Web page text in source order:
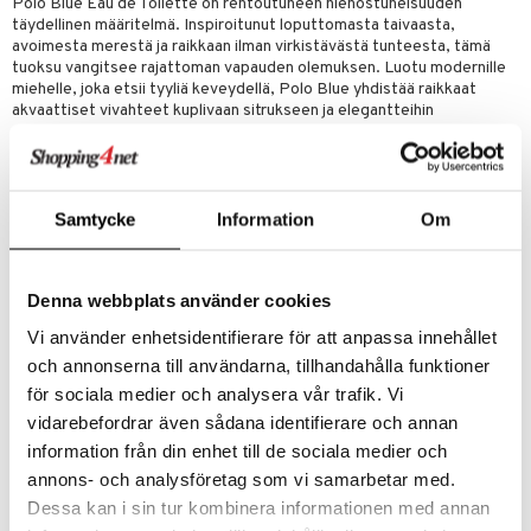
Samtycke Information Om
Denna webbplats använder cookies
Vi använder enhetsidentifierare för att anpassa innehållet
och annonserna till användarna, tillhandahålla funktioner
för sociala medier och analysera vår trafik. Vi
vidarebefordrar även sådana identifierare och annan
information från din enhet till de sociala medier och
annons- och analysföretag som vi samarbetar med.
Dessa kan i sin tur kombinera informationen med annan
Polo Blue Eau de Toilette on rentoutuneen hienostuneisuuden
täydellinen määritelmä. Inspiroitunut loputtomasta taivaasta,
avoimesta merestä ja raikkaan ilman virkistävästä tunteesta, tämä
tuoksu vangitsee rajattoman vapauden olemuksen. Luotu modernille
miehelle, joka etsii tyyliä keveydellä, Polo Blue yhdistää raikkaat
akvaattiset vivahteet kuplivaan sitrukseen ja elegantteihin
Viileä. Raikas. Virkistävä. Rento eleganssin määritelmä. Koe vapaus
kehittyy, elävä akvaattinen sydän sulautuu aromaattiseen salviaan,
monimutkaisuutta. Pohjatuoksut paljastavat hienostuneen
yhdistelmän pestyä mokkaa, patchoulin sydäntä ja kevyttä myskiä,
jättäen puhtaan mutta erottuvan tuoksujäljen.
Tuoksu suunniteltu arkiseen eleganssiin
Julkaisunsa jälkeen vuonna 2003 Polo Blue on ollut suosikki miesten
keskuudessa, jotka arvostavat kevyitä mutta hienostuneita tuoksuja.
Sen kohtuullinen sillage tekee siitä ihanteellisen päivittäiseen
käyttöön, olipa kyseessä työ, vapaa-aika tai erityiset tilaisuudet.